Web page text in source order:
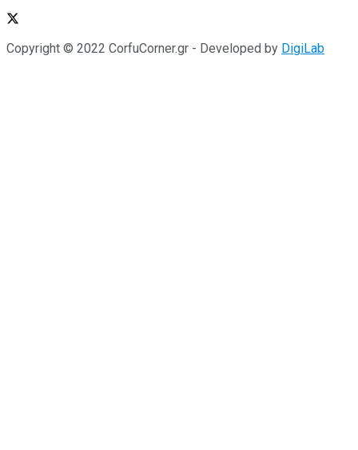
Copyright © 2022 CorfuCorner.gr - Developed by DigiLab